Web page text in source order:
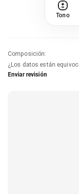
Tono
Composición:
¿Los datos están
Enviar revisión